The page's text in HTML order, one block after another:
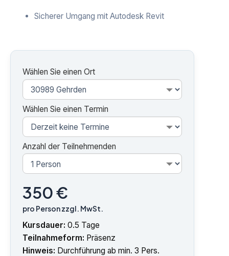
Sicherer Umgang mit Autodesk Revit
Wählen Sie einen Ort
Wählen Sie einen Termin
Anzahl der Teilnehmenden
350 €
pro Person zzgl. MwSt.
Kursdauer: 0.5 Tage
Teilnahmeform: Präsenz
Hinweis: Durchführung ab min. 3 Pers.